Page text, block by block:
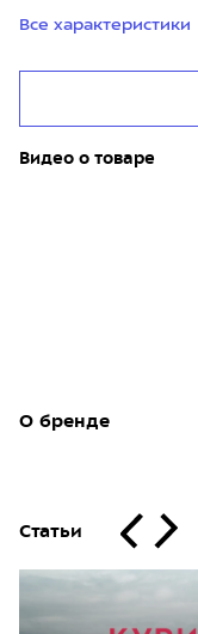
Все характеристики
Видео о товаре
О бренде
Статьи